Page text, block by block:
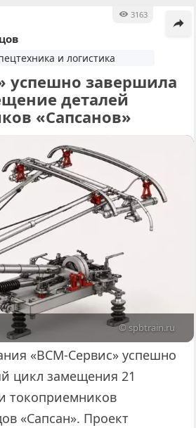
3163
и логистика
успешно завершила
деталей
«Сапсанов»
© spbtrain.ru
«ВСМ-Сервис» успешно
цикл замещения 21
токоприемников
«Сапсан». Проект